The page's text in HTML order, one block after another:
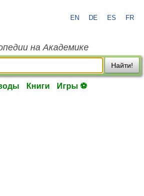
EN DE ES FR
на Академике
Найти!
Книги Игры ⚽